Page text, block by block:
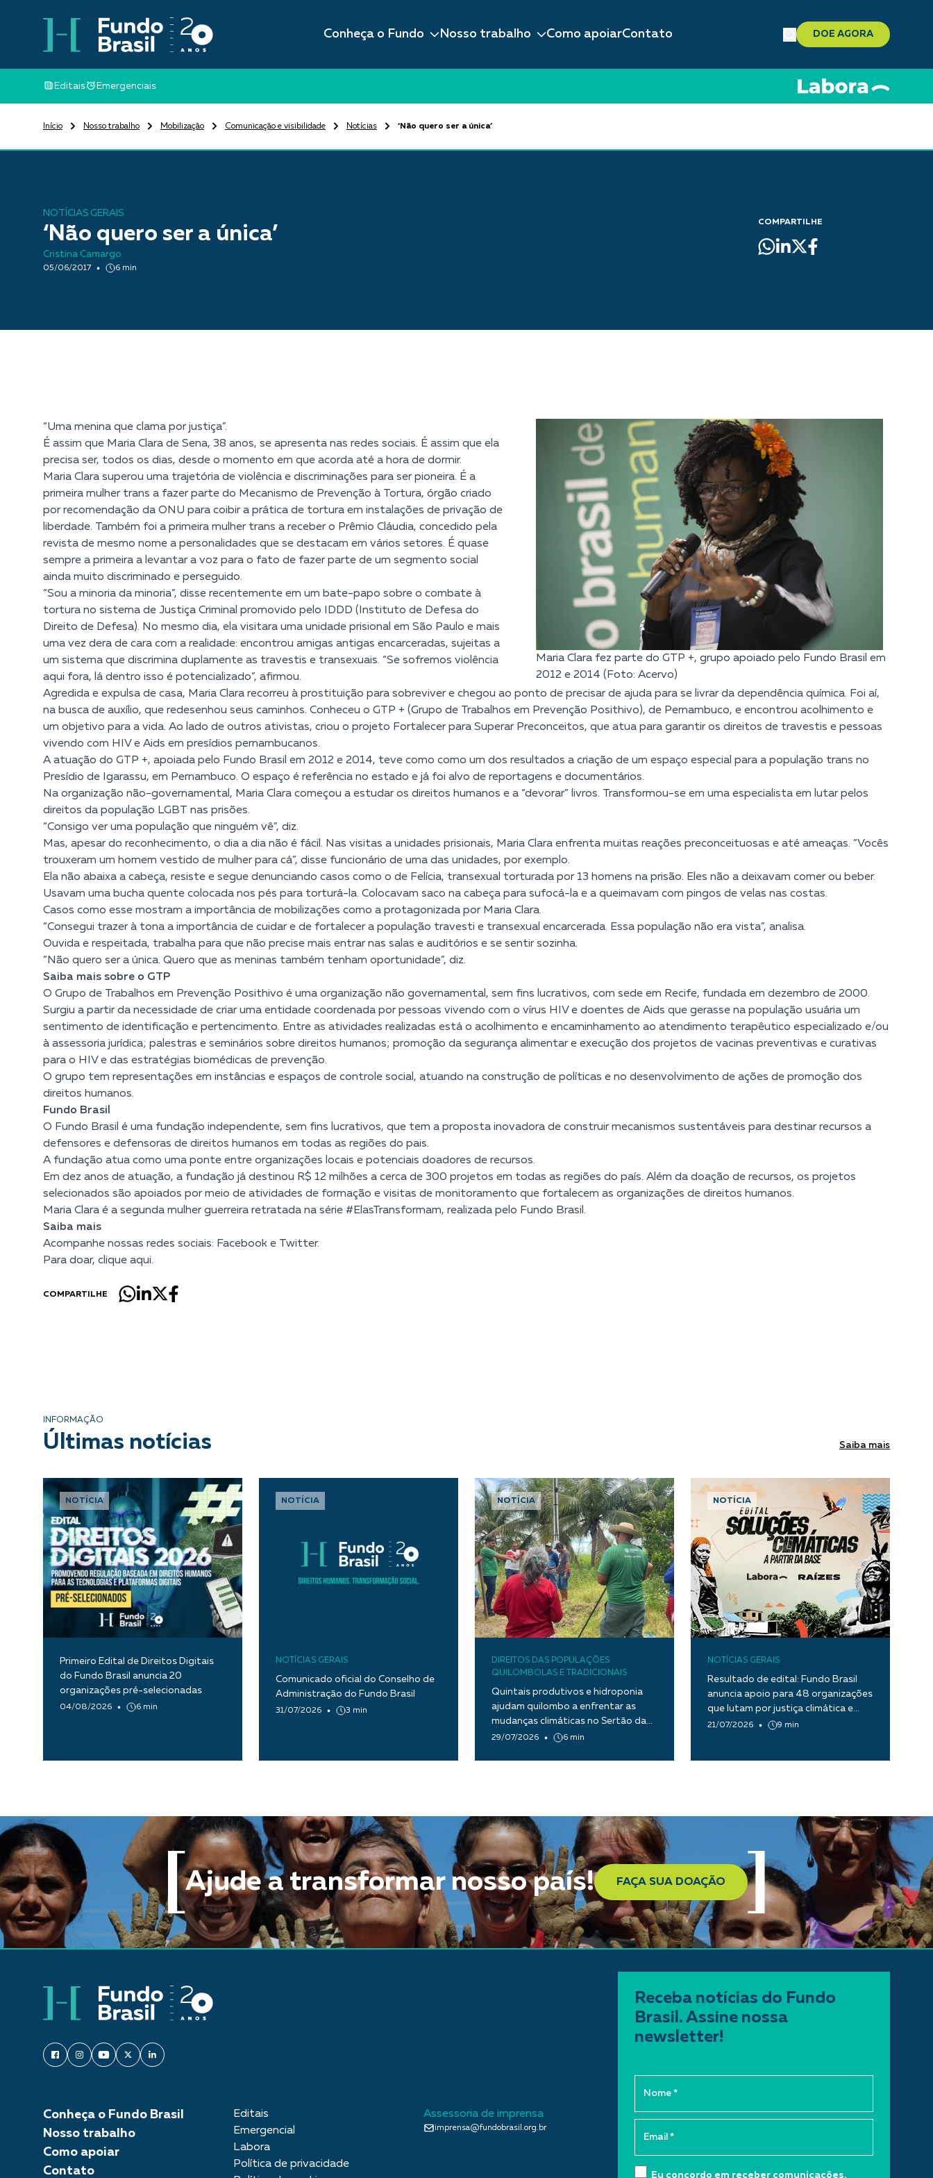
Conheça o Fundo Nosso trabalho Como apoiarContato DOE AGORA
Editais Emergenciais
Início Nosso trabalho Mobilização Comunicação e visibilidade Notícias ‘Não quero ser a única’
NOTÍCIAS GERAIS
‘Não quero ser a única’
Cristina Camargo
05/06/2017 6 min
COMPARTILHE
Maria Clara fez parte do GTP +, grupo apoiado pelo Fundo Brasil em
2012 e 2014 (Foto: Acervo)
“Uma menina que clama por justiça”.
É assim que Maria Clara de Sena, 38 anos, se apresenta nas redes sociais. É assim que ela
precisa ser, todos os dias, desde o momento em que acorda até a hora de dormir.
Maria Clara superou uma trajetória de violência e discriminações para ser pioneira. É a
primeira mulher trans a fazer parte do Mecanismo de Prevenção à Tortura, órgão criado
por recomendação da ONU para coibir a prática de tortura em instalações de privação de
liberdade. Também foi a primeira mulher trans a receber o Prêmio Cláudia, concedido pela
revista de mesmo nome a personalidades que se destacam em vários setores. É quase
sempre a primeira a levantar a voz para o fato de fazer parte de um segmento social
ainda muito discriminado e perseguido.
“Sou a minoria da minoria”, disse recentemente em um bate-papo sobre o combate à
tortura no sistema de Justiça Criminal promovido pelo IDDD (Instituto de Defesa do
Direito de Defesa). No mesmo dia, ela visitara uma unidade prisional em São Paulo e mais
uma vez dera de cara com a realidade: encontrou amigas antigas encarceradas, sujeitas a
um sistema que discrimina duplamente as travestis e transexuais. “Se sofremos violência
aqui fora, lá dentro isso é potencializado”, afirmou.
Agredida e expulsa de casa, Maria Clara recorreu à prostituição para sobreviver e chegou ao ponto de precisar de ajuda para se livrar da dependência química. Foi aí,
na busca de auxílio, que redesenhou seus caminhos. Conheceu o GTP + (Grupo de Trabalhos em Prevenção Posithivo), de Pernambuco, e encontrou acolhimento e
um objetivo para a vida. Ao lado de outros ativistas, criou o projeto Fortalecer para Superar Preconceitos, que atua para garantir os direitos de travestis e pessoas
vivendo com HIV e Aids em presídios pernambucanos.
A atuação do GTP +, apoiada pelo Fundo Brasil em 2012 e 2014, teve como como um dos resultados a criação de um espaço especial para a população trans no
Presídio de Igarassu, em Pernambuco. O espaço é referência no estado e já foi alvo de reportagens e documentários.
Na organização não-governamental, Maria Clara começou a estudar os direitos humanos e a “devorar” livros. Transformou-se em uma especialista em lutar pelos
direitos da população LGBT nas prisões.
“Consigo ver uma população que ninguém vê”, diz.
Mas, apesar do reconhecimento, o dia a dia não é fácil. Nas visitas a unidades prisionais, Maria Clara enfrenta muitas reações preconceituosas e até ameaças. “Vocês
trouxeram um homem vestido de mulher para cá”, disse funcionário de uma das unidades, por exemplo.
Ela não abaixa a cabeça, resiste e segue denunciando casos como o de Felícia, transexual torturada por 13 homens na prisão. Eles não a deixavam comer ou beber.
Usavam uma bucha quente colocada nos pés para torturá-la. Colocavam saco na cabeça para sufocá-la e a queimavam com pingos de velas nas costas.
Casos como esse mostram a importância de mobilizações como a protagonizada por Maria Clara.
“Consegui trazer à tona a importância de cuidar e de fortalecer a população travesti e transexual encarcerada. Essa população não era vista”, analisa.
Ouvida e respeitada, trabalha para que não precise mais entrar nas salas e auditórios e se sentir sozinha.
“Não quero ser a única. Quero que as meninas também tenham oportunidade”, diz.
Saiba mais sobre o GTP
O Grupo de Trabalhos em Prevenção Posithivo é uma organização não governamental, sem fins lucrativos, com sede em Recife, fundada em dezembro de 2000.
Surgiu a partir da necessidade de criar uma entidade coordenada por pessoas vivendo com o vírus HIV e doentes de Aids que gerasse na população usuária um
sentimento de identificação e pertencimento. Entre as atividades realizadas está o acolhimento e encaminhamento ao atendimento terapêutico especializado e/ou
à assessoria jurídica; palestras e seminários sobre direitos humanos; promoção da segurança alimentar e execução dos projetos de vacinas preventivas e curativas
para o HIV e das estratégias biomédicas de prevenção.
O grupo tem representações em instâncias e espaços de controle social, atuando na construção de políticas e no desenvolvimento de ações de promoção dos
direitos humanos.
Fundo Brasil
O Fundo Brasil é uma fundação independente, sem fins lucrativos, que tem a proposta inovadora de construir mecanismos sustentáveis para destinar recursos a
defensores e defensoras de direitos humanos em todas as regiões do pais.
A fundação atua como uma ponte entre organizações locais e potenciais doadores de recursos.
Em dez anos de atuação, a fundação já destinou R$ 12 milhões a cerca de 300 projetos em todas as regiões do país. Além da doação de recursos, os projetos
selecionados são apoiados por meio de atividades de formação e visitas de monitoramento que fortalecem as organizações de direitos humanos.
Maria Clara é a segunda mulher guerreira retratada na série #ElasTransformam, realizada pelo Fundo Brasil.
Saiba mais
Acompanhe nossas redes sociais: Facebook e Twitter.
Para doar, clique aqui.
COMPARTILHE
INFORMAÇÃO
Últimas notícias Saiba mais
NOTÍCIA
Primeiro Edital de Direitos Digitais
do Fundo Brasil anuncia 20
organizações pré-selecionadas
04/08/2026 6 min
NOTÍCIA
NOTÍCIAS GERAIS
Comunicado oficial do Conselho de
Administração do Fundo Brasil
31/07/2026 3 min
NOTÍCIA
DIREITOS DAS POPULAÇÕES
QUILOMBOLAS E TRADICIONAIS
Quintais produtivos e hidroponia
ajudam quilombo a enfrentar as
mudanças climáticas no Sertão da
Paraíba
29/07/2026 6 min
NOTÍCIA
NOTÍCIAS GERAIS
Resultado de edital: Fundo Brasil
anuncia apoio para 48 organizações
que lutam por justiça climática e
transição ecológica justa
21/07/2026 9 min
Ajude a transformar nosso país! FAÇA SUA DOAÇÃO
Conheça o Fundo Brasil
Nosso trabalho
Como apoiar
Contato
Editais
Emergencial
Labora
Política de privacidade
Assessoria de imprensa
imprensa@fundobrasil.org.br
Receba notícias do Fundo
Brasil. Assine nossa
newsletter!
Eu concordo em receber comunicações.